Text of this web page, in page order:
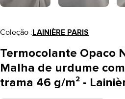
Coleção :LAINIÈRE PARIS
Termocolante Opaco
Malha de urdume
trama 46 g/m² -